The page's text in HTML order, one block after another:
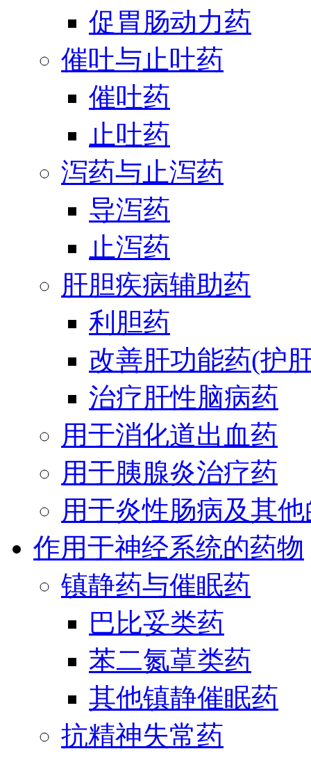
促胃肠动力药
催吐与止吐药
催吐药
止吐药
泻药与止泻药
导泻药
止泻药
肝胆疾病辅助药
利胆药
改善肝功能药(护
治疗肝性脑病药
用于消化道出血药
用于胰腺炎治疗药
用于炎性肠病及其
作用于神经系统的药物
镇静药与催眠药
巴比妥类药
苯二氮䓬类药
其他镇静催眠药
抗精神失常药